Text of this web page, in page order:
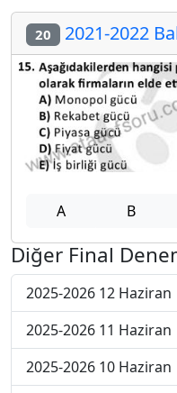
20 2021-2022
A B
Diğer Final
2025-2026 12 Haziran
2025-2026 11 Haziran
2025-2026 10 Haziran